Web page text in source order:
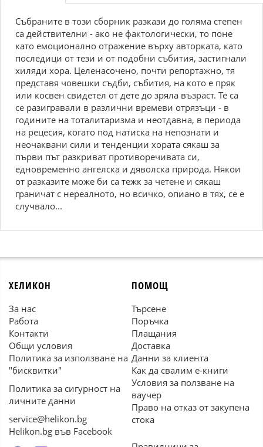
Събраните в този сборник разкази до голяма степен
са действителни - ако не фактологически, то поне
като емоционално отражение върху авторката, като
последици от тези и от подобни събития, застигнали
хиляди хора. Целенасочено, почти репортажно, тя
представя човешки съдби, събития, на кото е пряк
или косвен свидетел от дете до зряла възраст. Те са
се разигравали в различни времеви отрязъци - в
годините на тоталитаризма и неотдавна, в периода
на рецесия, когато под натиска на непознати и
неочаквани сили и тенденции хората сякаш за
първи път разкриват противоречивата си,
едновременно ангелска и дяволска природа. Някои
от разказите може би са тежк за четене и сякаш
граничат с нереалното, но всичко, опиано в тях, се е
случвало...
ХЕЛИКОН
За нас
Работа
Контакти
Общи условия
Политика за използване на
"бисквитки"
Политика за сигурност на
личните данни
service@helikon.bg
Helikon.bg във Facebook
ПОМОЩ
Търсене
Поръчка
Плащания
Доставка
Данни за клиента
Как да свалим е-книги
Условия за ползване на
ваучер
Право на отказ от закупена
стока